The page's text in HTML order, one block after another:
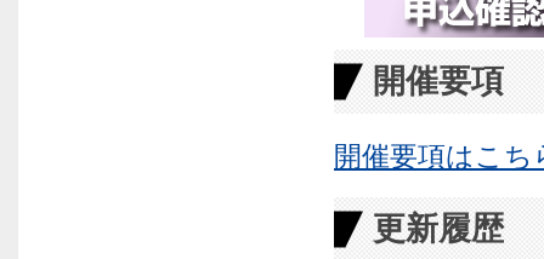
開催要項
開催要項はこち
更新履歴